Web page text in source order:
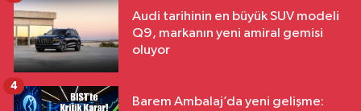
Audi tarihinin en büyük SUV modeli
Q9, markanın yeni amiral gemisi
oluyor
Barem Ambalaj’da yeni gelişme:
4